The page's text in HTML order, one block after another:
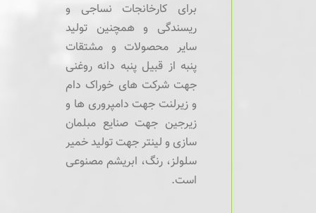
برای کارخانجات نساجی و
ریسندگی و همچنین تولید
سایر محصولات و مشتقات
پنبه از قبیل پنبه دانه روغنی
جهت شرکت های خوراک دام
و زیرلنت جهت دامپروری ها و
زیرجین جهت صنایع مبلمان
سازی و لینتر جهت تولید خمیر
سلولز، رنگ، ابریشم مصنوعی
است.